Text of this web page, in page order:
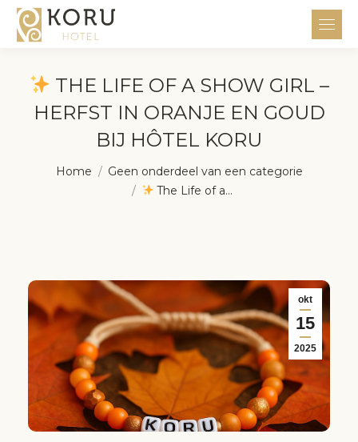
THE LIFE OF A SHOW GIRL –
HERFST IN ORANJE EN GOUD
BIJ HÔTEL KORU
Je bent hier:
Home
Geen onderdeel van een categorie
The Life of a…
okt
15
2025